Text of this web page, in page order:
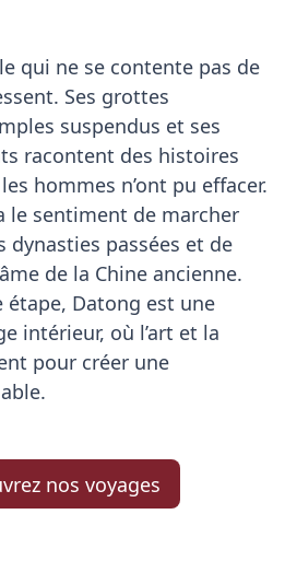
qui ne se contente pas de
Ses grottes
suspendus et ses
racontent des histoires
hommes n’ont pu effacer.
le sentiment de marcher
dynasties passées et de
de la Chine ancienne.
étape, Datong est une
intérieur, où l’art et la
pour créer une
nos voyages